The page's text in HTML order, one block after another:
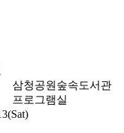
삼청공원숲속도서관
프로그램실